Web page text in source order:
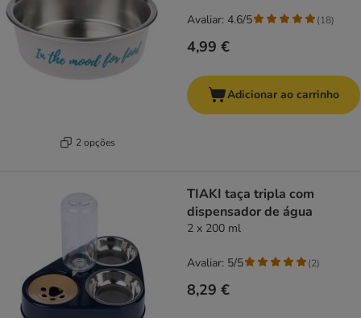
2 opções
4,99 €
Avaliar: 4.6/5 (18)
Adicionar ao carrinho
TIAKI taça tripla com
dispensador de água
2 x 200 ml
8,29 €
Avaliar: 5/5 (2)